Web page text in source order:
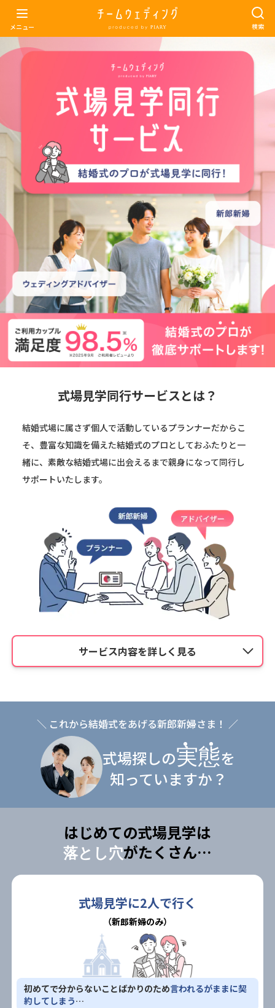
メニュー 検索
式場見学同行サービスとは？
結婚式場に属さず個人で活動しているプランナーだからこ
そ、豊富な知識を備えた結婚式のプロとしておふたりと一
緒に、素敵な結婚式場に出会えるまで親身になって同行し
サポートいたします。
サービス内容を詳しく見る
＼ これから結婚式をあげる新郎新婦さま！ ／
式場探しの実態を
知っていますか？
はじめての式場見学は
落とし穴がたくさん…
式場見学に2人で行く
（新郎新婦のみ）
初めてで分からないことばかりのため言われるがままに契
約してしまう…